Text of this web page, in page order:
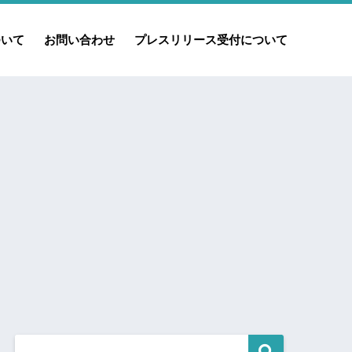
て お問い合わせ プレスリリース受付について